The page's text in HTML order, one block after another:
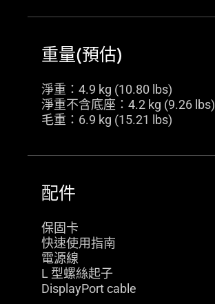
重量(預估)
淨重：4.9 kg (10.80 lbs)
淨重不含底座：4.2 kg (9.26 lbs)
毛重：6.9 kg (15.21 lbs)
配件
保固卡
快速使用指南
電源線
L 型螺絲起子
DisplayPort cable